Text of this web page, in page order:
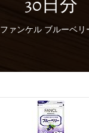
30日分
ファンケル ブルーベ